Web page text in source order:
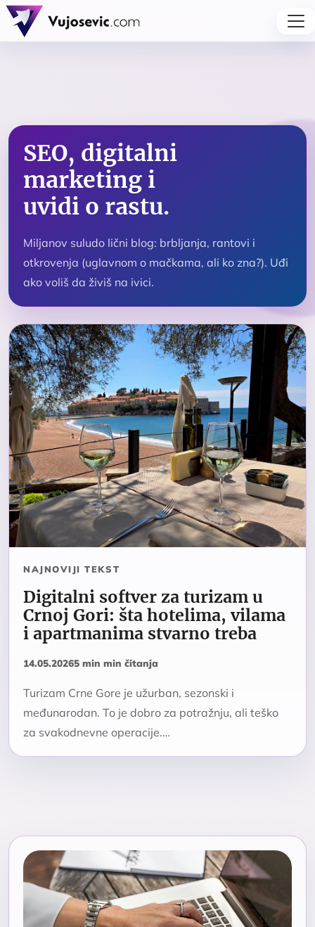
SEO, digitalni
marketing i
uvidi o rastu.
Miljanov suludo lični blog: brbljanja, rantovi i
otkrovenja (uglavnom o mačkama, ali ko zna?). Uđi
ako voliš da živiš na ivici.
NAJNOVIJI TEKST
Digitalni softver za turizam u
Crnoj Gori: šta hotelima, vilama
i apartmanima stvarno treba
14.05.20265 min min čitanja
Turizam Crne Gore je užurban, sezonski i
međunarodan. To je dobro za potražnju, ali teško
za svakodnevne operacije.…